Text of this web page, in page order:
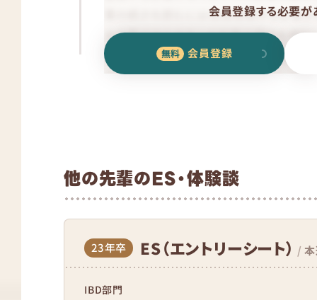
会員登録する必要が
会員登録
他の先輩のES・体験談
23年卒 ES（エントリーシート） /
IBD部門